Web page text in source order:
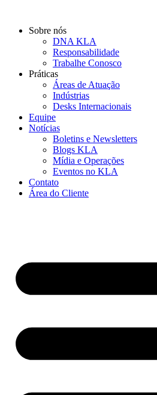
Sobre nós
DNA KLA
Responsabilidade
Trabalhe Conosco
Práticas
Áreas de Atuação
Indústrias
Desks Internacionais
Equipe
Notícias
Boletins e Newsletters
Blogs KLA
Mídia e Operações
Eventos no KLA
Contato
Área do Cliente